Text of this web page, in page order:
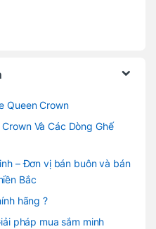
Queen Crown
Và Các Dòng Ghế
– Đơn vị bán buôn và bán
Bắc
hãng ?
pháp mua sắm minh